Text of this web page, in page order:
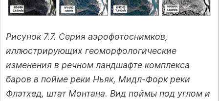
Рисунок 7.7. Серия аэрофотоснимков,
иллюстрирующих геоморфологические
изменения в речном ландшафте комплекса
баров в пойме реки Ньяк, Мидл-Форк реки
Флэтхед, штат Монтана. Вид поймы под углом и